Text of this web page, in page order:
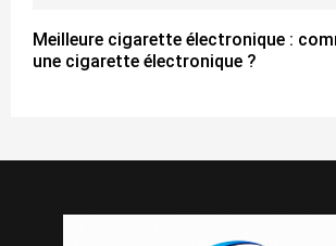
Meilleure cigarette électronique :
une cigarette électronique ?